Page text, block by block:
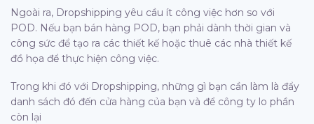
Ngoài ra, Dropshipping yêu cầu ít công việc hơn so với
POD. Nếu bạn bán hàng POD, bạn phải dành thời gian và
công sức để tạo ra các thiết kế hoặc thuê các nhà thiết kế
đồ họa để thực hiện công việc.
Trong khi đó với Dropshipping, những gì bạn cần làm là đẩy
danh sách đó đến cửa hàng của bạn và để công ty lo phần
còn lại